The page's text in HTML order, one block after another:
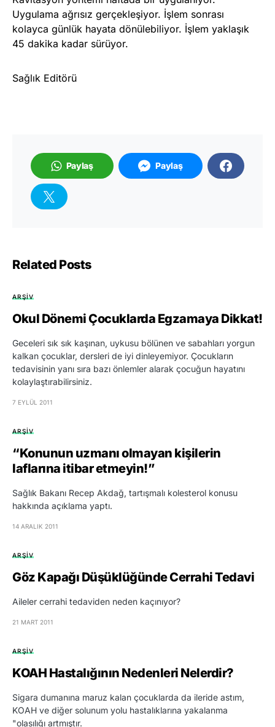
Uygulama ağrısız gerçekleşiyor. İşlem sonrası
kolayca günlük hayata dönülebiliyor. İşlem yaklaşık
45 dakika kadar sürüyor.
Sağlık Editörü
Paylaş Paylaş
Related Posts
ARŞIV
Okul Dönemi Çocuklarda Egzamaya Dikkat!
Geceleri sık sık kaşınan, uykusu bölünen ve sabahları yorgun
kalkan çocuklar, dersleri de iyi dinleyemiyor. Çocukların
tedavisinin yanı sıra bazı önlemler alarak çocuğun hayatını
kolaylaştırabilirsiniz.
7 EYLÜL 2011
ARŞIV
“Konunun uzmanı olmayan kişilerin
laflarına itibar etmeyin!”
Sağlık Bakanı Recep Akdağ, tartışmalı kolesterol konusu
hakkında açıklama yaptı.
14 ARALIK 2011
ARŞIV
Göz Kapağı Düşüklüğünde Cerrahi Tedavi
Aileler cerrahi tedaviden neden kaçınıyor?
21 MART 2011
ARŞIV
KOAH Hastalığının Nedenleri Nelerdir?
Sigara dumanına maruz kalan çocuklarda da ileride astım,
KOAH ve diğer solunum yolu hastalıklarına yakalanma
"olasılığı artmıştır.